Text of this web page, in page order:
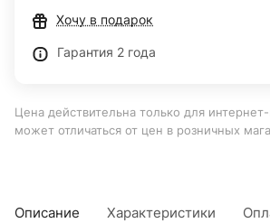
Хочу в подарок
Гарантия 2 года
Цена действительна только для
может отличаться от цен в розничных
Описание Характеристики